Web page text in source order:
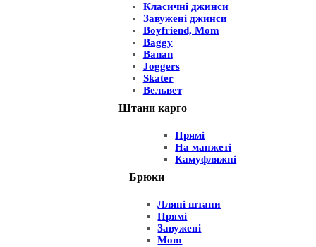
Класичні джинси
Завужені джинси
Boyfriend, Mom
Baggy
Banan
Joggers
Skater
Вельвет
Штани карго
Прямі
На манжеті
Камуфляжні
Брюки
Лляні штани
Прямі
Завужені
Mom